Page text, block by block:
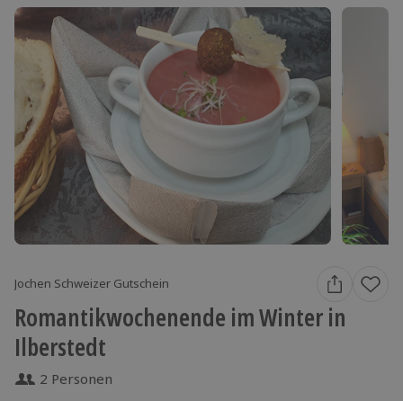
Jochen Schweizer Gutschein
Romantikwochenende im Winter in
Ilberstedt
2 Personen